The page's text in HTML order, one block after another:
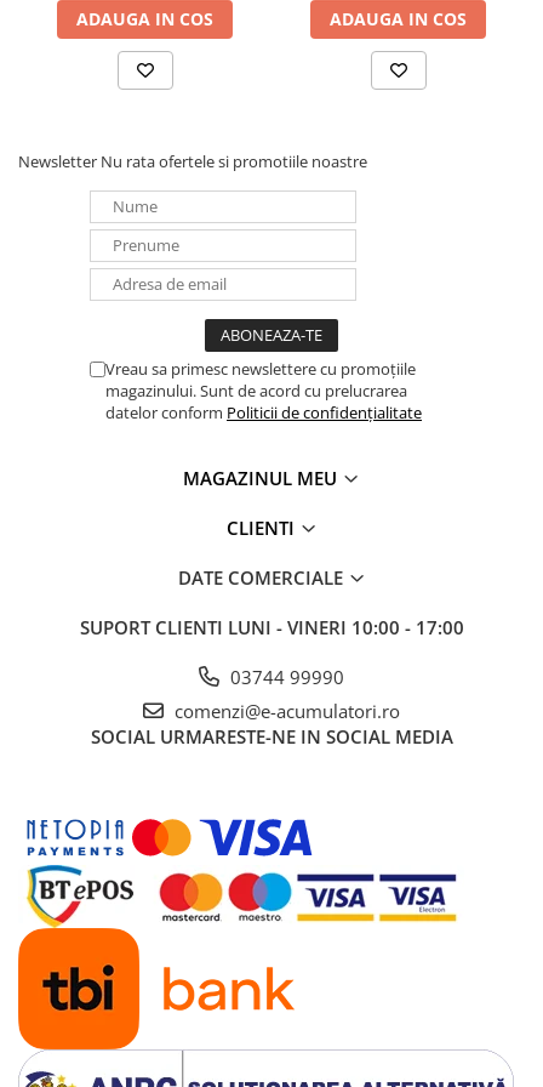
ADAUGA IN COS ADAUGA IN COS
Newsletter Nu rata ofertele si promotiile noastre
Vreau sa primesc newslettere cu promoțiile
magazinului. Sunt de acord cu prelucrarea
datelor conform Politicii de confidențialitate
MAGAZINUL MEU
CLIENTI
DATE COMERCIALE
SUPORT CLIENTI LUNI - VINERI 10:00 - 17:00
03744 99990
comenzi@e-acumulatori.ro
SOCIAL URMARESTE-NE IN SOCIAL MEDIA